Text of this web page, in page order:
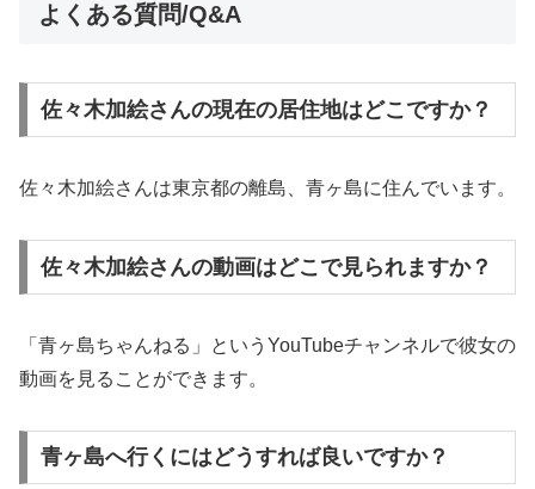
よくある質問/Q&A
佐々木加絵さんの現在の居住地はどこですか？
佐々木加絵さんは東京都の離島、青ヶ島に住んでいます。
佐々木加絵さんの動画はどこで見られますか？
「青ヶ島ちゃんねる」というYouTubeチャンネルで彼女の
動画を見ることができます。
青ヶ島へ行くにはどうすれば良いですか？